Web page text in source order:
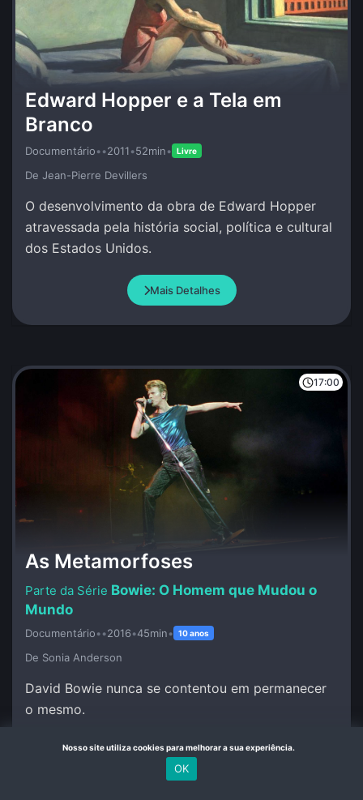
Edward Hopper e a Tela em
Branco
Documentário••2011•52min• Livre
De Jean-Pierre Devillers
O desenvolvimento da obra de Edward Hopper
atravessada pela história social, política e cultural
dos Estados Unidos.
Mais Detalhes
17:00
As Metamorfoses
Bowie: O Homem que Mudou o
Mundo
Documentário••2016•45min• 10 anos
De Sonia Anderson
David Bowie nunca se contentou em permanecer
o mesmo.
Mais Detalhes
Nosso site utiliza cookies para melhorar a sua experiência.
OK